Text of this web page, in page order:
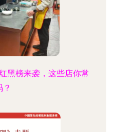
黑榜来袭，这些店你常
？